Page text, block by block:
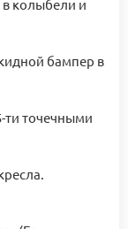
колыбели и
бампер в
ти точечными